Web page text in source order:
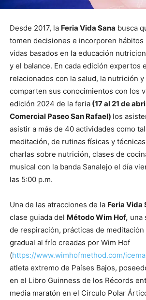
Desde 2017, la Feria Vida Sana busca
tomen decisiones e incorporen hábitos
vidas basados en la educación
y el balance. En cada edición expertos
relacionados con la salud, la nutrición
comparten sus conocimientos con los
edición 2024 de la feria (17 al 21 de
Comercial Paseo San Rafael) los
asistir a más de 40 actividades como
meditación, de rutinas físicas y
charlas sobre nutrición, clases de
musical con la banda Sanalejo el día
las 5:00 p.m.
Una de las atracciones de la Feria Vida
clase guiada del Método Wim Hof, una
de respiración, prácticas de
gradual al frío creadas por Wim Hof
(https://www.wimhofmethod.com/
atleta extremo de Países Bajos,
en el Libro Guinness de los Récords
media maratón en el Círculo Polar